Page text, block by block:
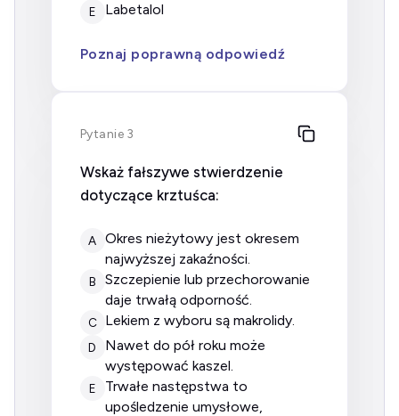
E labetalol
Poznaj poprawną odpowiedź
Pytanie 3
Wskaż fałszywe stwierdzenie
dotyczące krztuśca:
A
okres nieżytowy jest okresem
najwyższej zakaźności.
B
szczepienie lub przechorowanie
daje trwałą odporność.
C lekiem z wyboru są makrolidy.
D
nawet do pół roku może
występować kaszel.
E
trwałe następstwa to
upośledzenie umysłowe,